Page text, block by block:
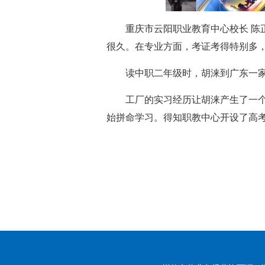
重庆市云阳职业教育中心校长
很久。在专业方面，考证考得特别多
读中职二年级时，胡涞到广东一
工厂的实习经历让胡涞产生了一
始拼命学习。得知职教中心开设了高